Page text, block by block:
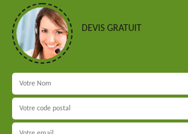
DEVIS GRATUIT